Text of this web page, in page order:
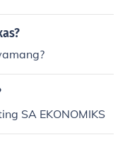
SA EKONOMIKS